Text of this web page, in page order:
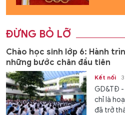
ĐỪNG BỎ LỠ
Chào học sinh lớp 6: Hành
những bước chân đầu tiên
Kết nối
GD&TĐ -
chỉ là
đã trở